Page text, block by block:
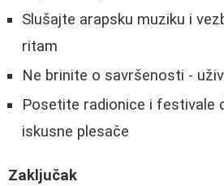
Slušajte arapsku muziku i
ritam
Ne brinite o savršenosti -
Posetite radionice i festivale
iskusne plesače
Zaključak